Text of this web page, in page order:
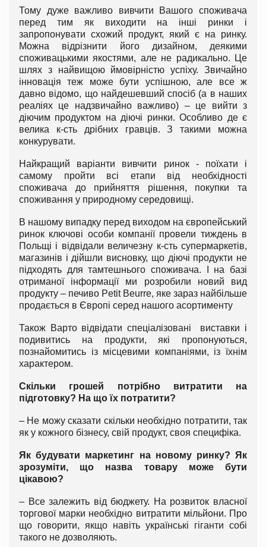
Тому дуже важливо вивчити Вашого споживача
перед тим як виходити на інші ринки і
запропонувати схожий продукт, який є на ринку.
Можна відрізнити його дизайном, деякими
споживацькими якостями, але не радикально. Це
шлях з найвищою ймовірністю успіху. Звичайно
інновація теж може бути успішною, але все ж
давно відомо, що найдешевший спосіб (а в наших
реаліях це надзвичайно важливо) – це вийти з
діючим продуктом на діючі ринки. Особливо де є
велика к-сть дрібних гравців. З такими можна
конкурувати.
Найкращий варіанти вивчити ринок - поїхати і
самому пройти всі етапи від необхідності
споживача до прийняття рішення, покупки та
споживання у природному середовищі.
В нашому випадку перед виходом на європейський
ринок ключові особи компанії провели тиждень в
Польщі і відвідали величезну к-сть супермаркетів,
магазинів і дійшли висновку, що діючі продукти не
підходять для тамтешнього споживача. І на базі
отриманої інформації ми розробили новий вид
продукту – печиво Petit Beurre, яке зараз найбільше
продається в Європі серед нашого асортименту
Також Варто відвідати спеціалізовані виставки і
подивитись на продукти, які пропонуються,
познайомитись із місцевими компаніями, із їхнім
характером.
Скільки грошей потрібно витратити на
підготовку? На що їх потратити?
– Не можу сказати скільки необхідно потратити, так
як у кожного бізнесу, свій продукт, своя специфіка.
Як будувати маркетинг на новому ринку? Як
зрозуміти, що назва товару може бути
цікавою?
– Все залежить від бюджету. На розвиток власної
торгової марки необхідно витратити мільйони. Про
що говорити, якщо навіть українські гіганти собі
такого не дозволяють.